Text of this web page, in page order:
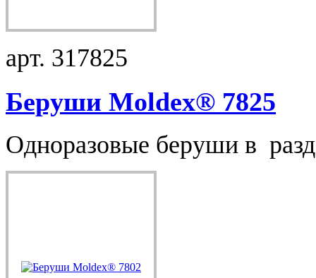
арт. 317825
Беруши Moldex® 7825
Одноразовые беруши в